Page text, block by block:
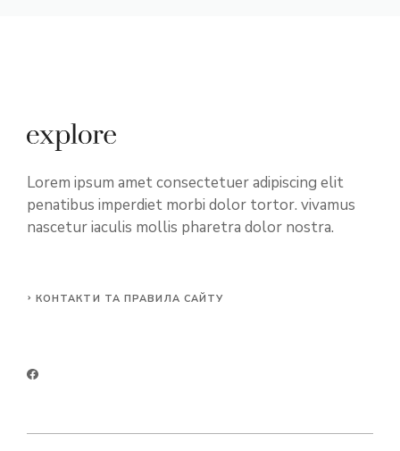
Lorem ipsum amet consectetuer adipiscing elit
penatibus imperdiet morbi dolor tortor. vivamus
nascetur iaculis mollis pharetra dolor nostra.
КОНТАКТИ ТА ПРАВИЛА САЙТУ